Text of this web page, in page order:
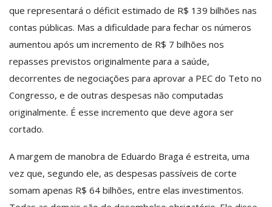
que representará o déficit estimado de R$ 139 bilhões nas
contas públicas. Mas a dificuldade para fechar os números
aumentou após um incremento de R$ 7 bilhões nos
repasses previstos originalmente para a saúde,
decorrentes de negociações para aprovar a PEC do Teto no
Congresso, e de outras despesas não computadas
originalmente. É esse incremento que deve agora ser
cortado.
A margem de manobra de Eduardo Braga é estreita, uma
vez que, segundo ele, as despesas passíveis de corte
somam apenas R$ 64 bilhões, entre elas investimentos.